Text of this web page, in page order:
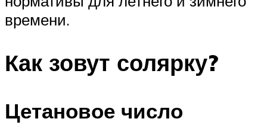
времени.
Как зовут солярку?
Цетановое число